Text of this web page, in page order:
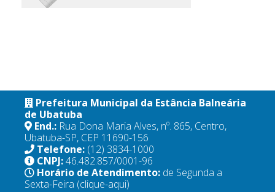
Prefeitura Municipal da Estância Balneária
de Ubatuba
End.: Rua Dona Maria Alves, nº. 865, Centro,
Ubatuba-SP, CEP 11690-156
Telefone: (12) 3834-1000
CNPJ:46.482.857/0001-96
Horário de Atendimento: de Segunda a
Sexta-Feira (clique-aqui)